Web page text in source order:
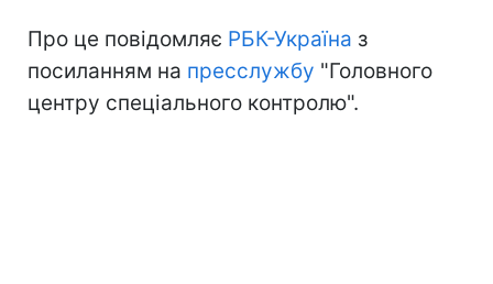
Про це повідомляє РБК-Україна з
посиланням на пресслужбу "Головного
центру спеціального контролю".